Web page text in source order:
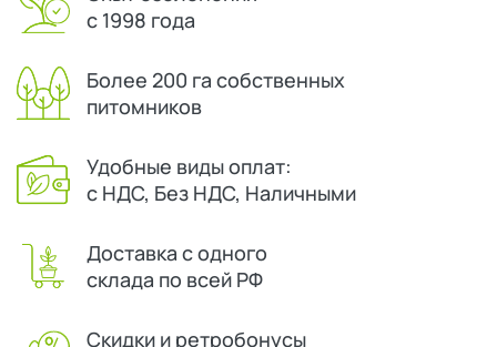
с 1998 года
Более 200 га собственных
питомников
Удобные виды оплат:
с НДС, Без НДС, Наличными
Доставка с одного
склада по всей РФ
Скидки и ретробонусы